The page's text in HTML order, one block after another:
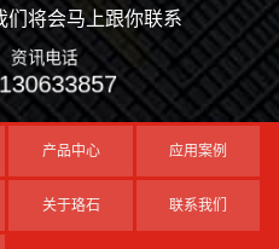
们将会马上跟你联系
资讯电话
产品中心 应用案例
关于珞石 联系我们